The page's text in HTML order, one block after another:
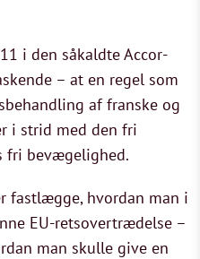
i den såkaldte Accor-
– at en regel som
af franske og
i strid med den fri
fri bevægelighed.
fastlægge, hvordan man i
EU-retsovertrædelse –
man skulle give en